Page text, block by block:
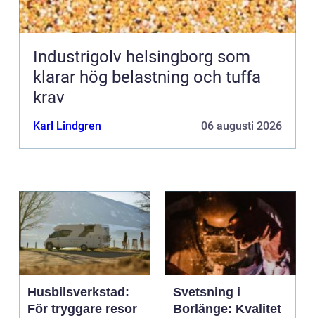
Industrigolv helsingborg som
klarar hög belastning och tuffa
krav
Karl Lindgren 06 augusti 2026
Husbilsverkstad:
För tryggare resor
Svetsning i
Borlänge: Kvalitet